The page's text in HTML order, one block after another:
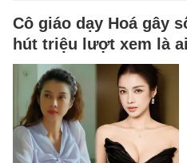
Cô giáo dạy Hoá gây
hút triệu lượt xem là